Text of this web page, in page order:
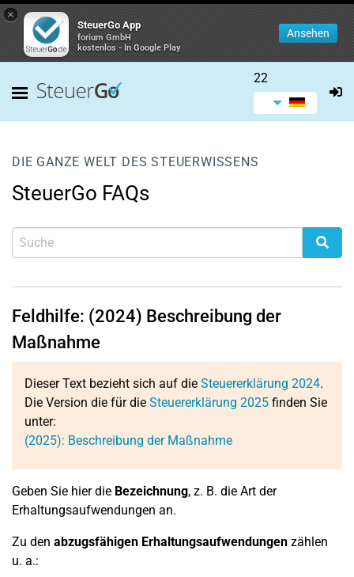
×
SteuerGo App
forium GmbH
kostenlos - In Google Play
Ansehen
22
DIE GANZE WELT DES STEUERWISSENS
SteuerGo FAQs
Feldhilfe: (2024) Beschreibung der
Maßnahme
Dieser Text bezieht sich auf die Steuererklärung 2024.
Die Version die für die Steuererklärung 2025 finden Sie
unter:
(2025): Beschreibung der Maßnahme
Geben Sie hier die Bezeichnung, z. B. die Art der
Erhaltungsaufwendungen an.
Zu den abzugsfähigen Erhaltungsaufwendungen zählen
u. a.: